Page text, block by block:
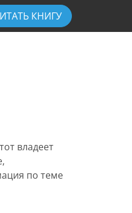
КНИГУ
владеет
по теме